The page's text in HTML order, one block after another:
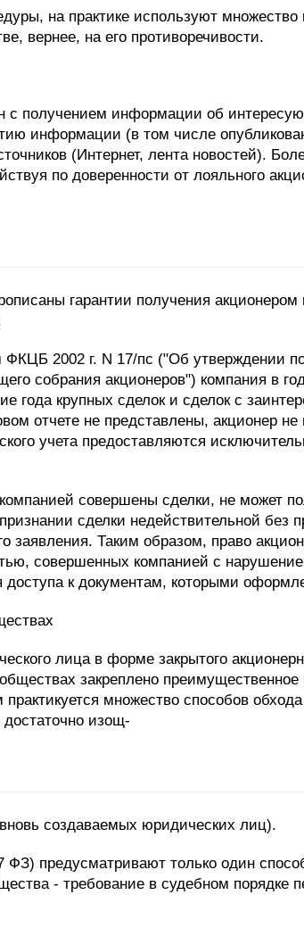
на практике используют
вернее, на его противоречивости.
получением информации об
информации (в том числе
(Интернет, лента новостей).
по доверенности от лояльного
гарантии получения
2002 г. N 17/пс ("Об утверждении
собрания акционеров") компания в
года крупных сделок и сделок с
отчете не представлены, акционер
учета предоставляются
совершены сделки, не может
сделки недействительной без
заявления. Таким образом, право
совершенных компанией с
доступа к документам, которыми
лица в форме закрытого
закреплено
множество способов
изощ-
создаваемых юридических лиц).
ФЗ) предусматривают только один
- требование в судебном порядке